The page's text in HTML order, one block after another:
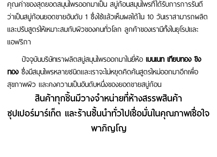
คุณค่าของสุดยอดสมุนไพรออกมาเป็น สบู่ก้อนสมุนไพรที่ได้รับการการรันตี
ว่าเป็นสบู่ก้อนยอดขายอันดับ 1 ซึ่งใช้แล้วเห็นผลได้ใน 10 วันเราสามารถผลิต
และปรับสูตรให้เหมาะสมกับผิวของคนทั่วโลก ลูกค้าของเรามีทั้งในยุโรปและ
แอฟริกา
ปัจจุบันบริษัทเราผลิตสบู่สมุนไพรออกมาในยี่ห้อ เบนเนท เทียบทอง ขิง
ทองซึ่งมีสมุนไพรหลายชนิดและเราจะไม่หยุดคิดค้นสูตรใหม่ออกมาอีกเพื่อ
สุขภาพผิว และคงความเป็นอันดับหนึ่งของยอดขายสบู่ก้อน
สินค้าทุกชิ้นมีวางจำหน่ายที่ห้างสรรพสินค้า
ซุปเปอร์มาร์เก็ต และร้านชั้นนำทั่วไปเชื่อมั่นในคุณภาพเชื่อใจ
พาภิญโญ